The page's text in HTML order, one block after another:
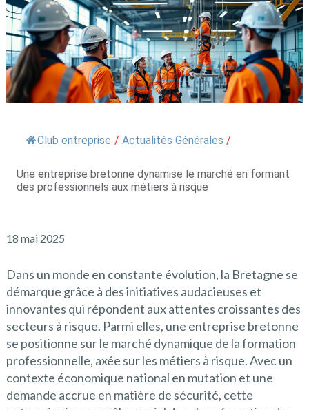
Club entreprise / Actualités Générales /
Une entreprise bretonne dynamise le marché en formant
des professionnels aux métiers à risque
18 mai 2025
Dans un monde en constante évolution, la Bretagne se
démarque grâce à des initiatives audacieuses et
innovantes qui répondent aux attentes croissantes des
secteurs à risque. Parmi elles, une entreprise bretonne
se positionne sur le marché dynamique de la formation
professionnelle, axée sur les métiers à risque. Avec un
contexte économique national en mutation et une
demande accrue en matière de sécurité, cette